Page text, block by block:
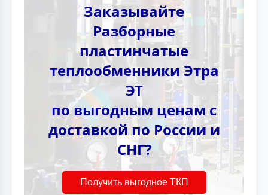
Заказывайте
Разборные
пластинчатые
теплообменники Этра
ЭТ
по выгодным ценам с
доставкой по России и
СНГ?
Получить выгодное ТКП